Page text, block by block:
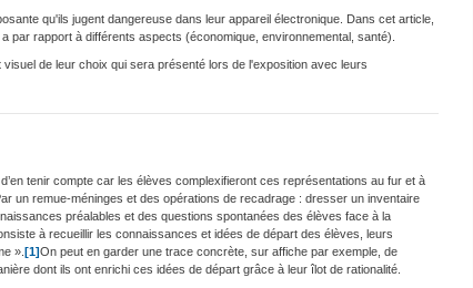
qu'ils jugent dangereuse dans leur appareil électronique. Dans cet article,
par rapport à différents aspects (économique, environnemental, santé).
de leur choix qui sera présenté lors de l'exposition avec leurs
tenir compte car les élèves complexifieront ces représentations au fur et à
un remue-méninges et des opérations de recadrage : dresser un inventaire
préalables et des questions spontanées des élèves face à la
à recueillir les connaissances et idées de départ des élèves, leurs
». [1]On peut en garder une trace concrète, sur affiche par exemple, de
dont ils ont enrichi ces idées de départ grâce à leur îlot de rationalité.